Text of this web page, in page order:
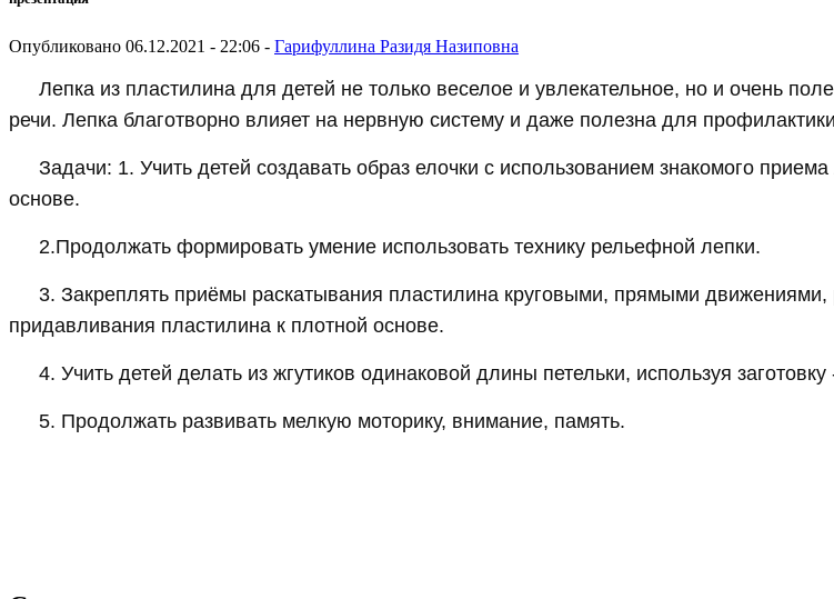
Опубликовано 06.12.2021 - 22:06 - Гарифуллина Разидя Назиповна
Лепка из пластилина для детей не только веселое и увлекательное, но и очень
речи. Лепка благотворно влияет на нервную систему и даже полезна для
Задачи: 1. Учить детей создавать образ елочки с использованием знакомого
основе.
2.Продолжать формировать умение использовать технику рельефной лепки.
3. Закреплять приёмы раскатывания пластилина круговыми, прямыми движениями,
придавливания пластилина к плотной основе.
4. Учить детей делать из жгутиков одинаковой длины петельки, используя заготовку
5. Продолжать развивать мелкую моторику, внимание, память.